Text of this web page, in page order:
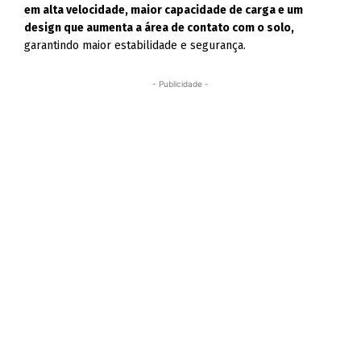
em alta velocidade, maior capacidade de carga e um
design que aumenta a área de contato com o solo,
garantindo maior estabilidade e segurança.
- Publicidade -